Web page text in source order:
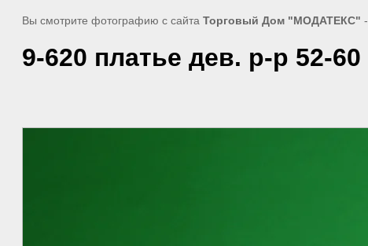
Вы смотрите фотографию с сайта Торговый Дом "МОДАТЕКС"
9-620 платье дев. р-р 52-60